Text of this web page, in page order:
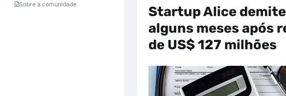
Sobre a comunidade
Startup Alice
alguns meses após
de US$ 127 milhões